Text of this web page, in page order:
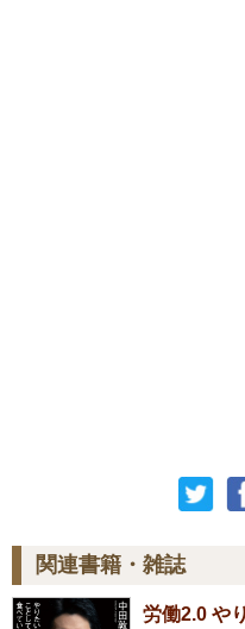
関連書籍・雑誌
労働2.0 や